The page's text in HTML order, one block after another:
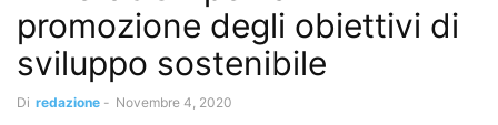
promozione degli obiettivi di
sviluppo sostenibile
Di redazione - Novembre 4, 2020